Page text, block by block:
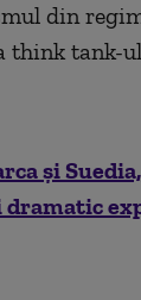
din
think tank-
și
dramatic